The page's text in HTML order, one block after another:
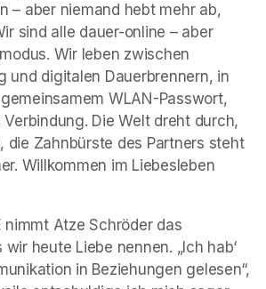
– aber niemand hebt mehr ab,
sind alle dauer-online – aber
Wir leben zwischen
und digitalen Dauerbrennern, in
WLAN-Passwort,
Die Welt dreht durch,
die Zahnbürste des Partners steht
Willkommen im Liebesleben
nimmt Atze Schröder das
heute Liebe nennen. „Ich hab‘
in Beziehungen gelesen“,